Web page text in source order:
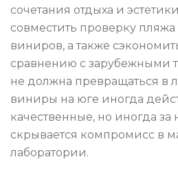
сочетания отдыха и
совместить проверку пляжа
виниров, а также
сравнению с зарубежными
не должна превращаться в
виниры на юге иногда
качественные, но иногда
скрывается компромисс в
лаборатории.